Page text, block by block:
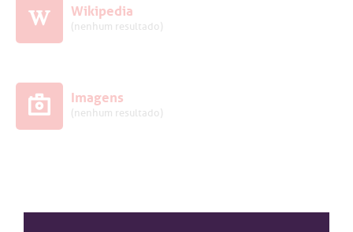
Wikipedia
(nenhum resultado)
Imagens
(nenhum resultado)